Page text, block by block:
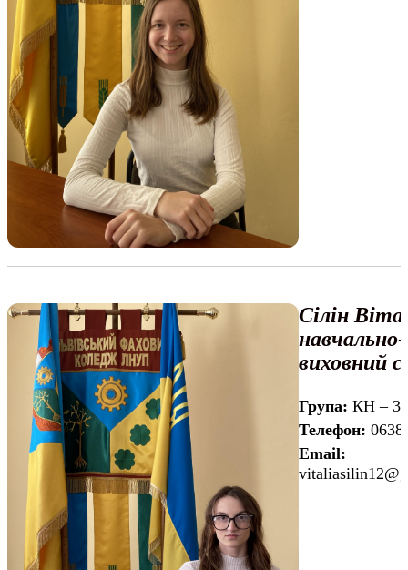
Сілін
навчально-
виховний
Група: КН –
Телефон:
Email: